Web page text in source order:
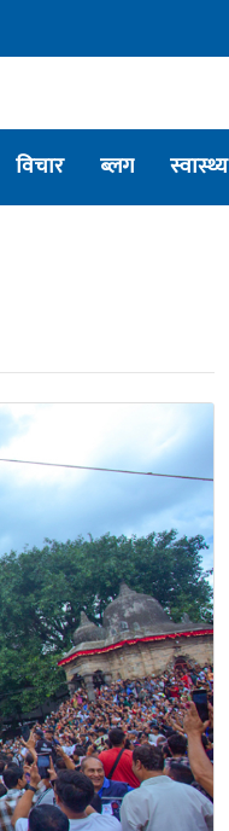
विचार ब्लग स्वास्थ्य